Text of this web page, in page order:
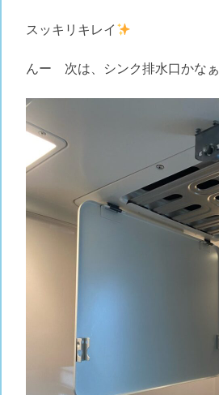
スッキリキレイ
んー 次は、シンク排水口かなぁ